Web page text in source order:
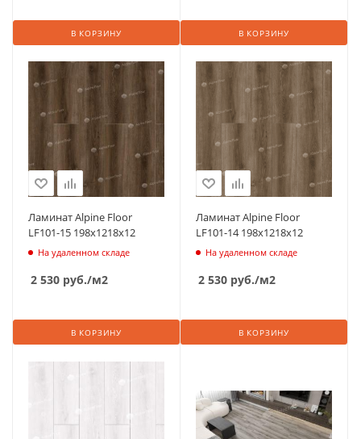
В КОРЗИНУ В КОРЗИНУ
Ламинат Alpine Floor
LF101-15 198х1218х12
На удаленном складе
2 530 руб./м2
В КОРЗИНУ
Ламинат Alpine Floor
LF101-14 198х1218х12
На удаленном складе
2 530 руб./м2
В КОРЗИНУ